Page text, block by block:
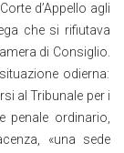
d’Appello agli
che si rifiutava
di Consiglio
odierna:
al Tribunale per i
penale ordinario,
«una sede